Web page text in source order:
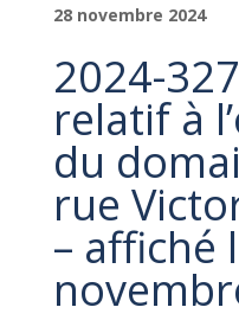
28 novembre 2024
2024-
relatif à
du
rue
– affiché